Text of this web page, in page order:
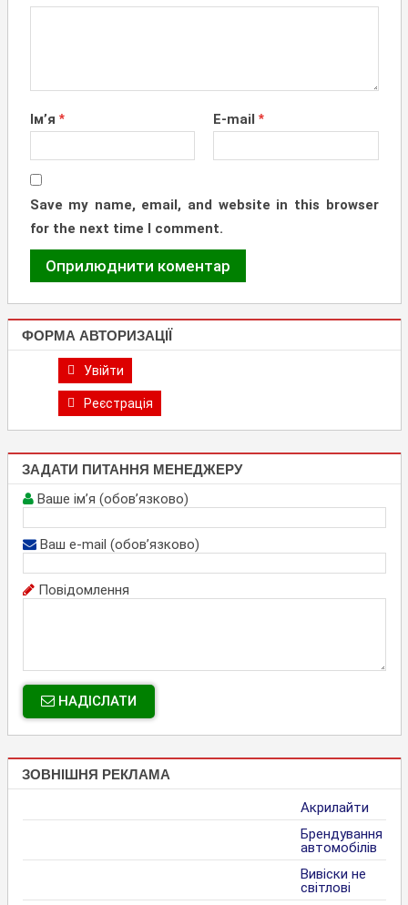
Ім’я * E-mail *
Save my name, email, and website in this browser
for the next time I comment.
ФОРМА АВТОРИЗАЦІЇ
Увійти
Реєстрація
ЗАДАТИ ПИТАННЯ МЕНЕДЖЕРУ
Ваше ім’я (обов’язково)
Ваш e-mail (обов’язково)
Повідомлення
НАДІСЛАТИ
ЗОВНІШНЯ РЕКЛАМА
Акрилайти
Брендування
автомобілів
Вивіски не
світлові